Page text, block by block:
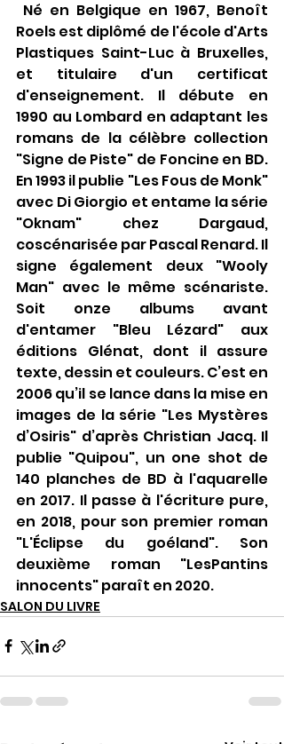
Roels est diplômé de l'école d'Arts
Plastiques Saint-Luc à Bruxelles,
et titulaire d'un certificat
d'enseignement. Il débute en
1990 au Lombard en adaptant les
romans de la célèbre collection
"Signe de Piste" de Foncine en BD.
En 1993 il publie "Les Fous de Monk"
avec Di Giorgio et entame la série
"Oknam" chez Dargaud,
coscénarisée par Pascal Renard. Il
signe également deux "Wooly
Man" avec le même scénariste.
Soit onze albums avant
d'entamer "Bleu Lézard" aux
éditions Glénat, dont il assure
texte, dessin et couleurs. C’est en
2006 qu’il se lance dans la mise en
images de la série "Les Mystères
d’Osiris" d’après Christian Jacq. Il
publie "Quipou", un one shot de
140 planches de BD à l'aquarelle
en 2017. Il passe à l'écriture pure,
en 2018, pour son premier roman
"L'Éclipse du goéland". Son
deuxième roman "LesPantins
innocents" paraît en 2020.
SALON DU LIVRE